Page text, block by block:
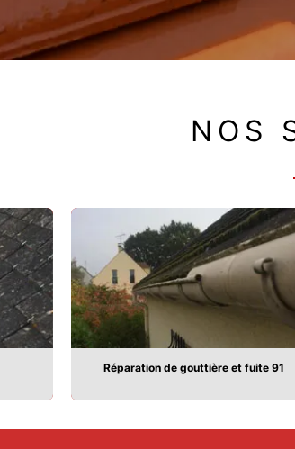
NOS
Réparation de gouttière et fuite 91